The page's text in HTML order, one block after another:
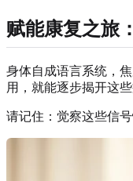
赋能康复之旅
身体自成语言系统，
用，就能逐步揭开这
请记住：觉察这些信